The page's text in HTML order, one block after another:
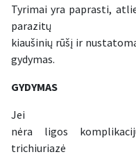
Tyrimai yra paprasti,
parazitų
kiaušinių rūšį ir
gydymas.
GYDYMAS
Jei
nėra ligos
trichiuriazė